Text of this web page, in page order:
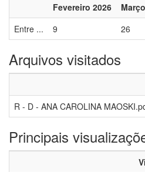
Fevereiro 2026
Entre ...
9 26
Arquivos visitados
R - D - ANA CAROLINA
Principais